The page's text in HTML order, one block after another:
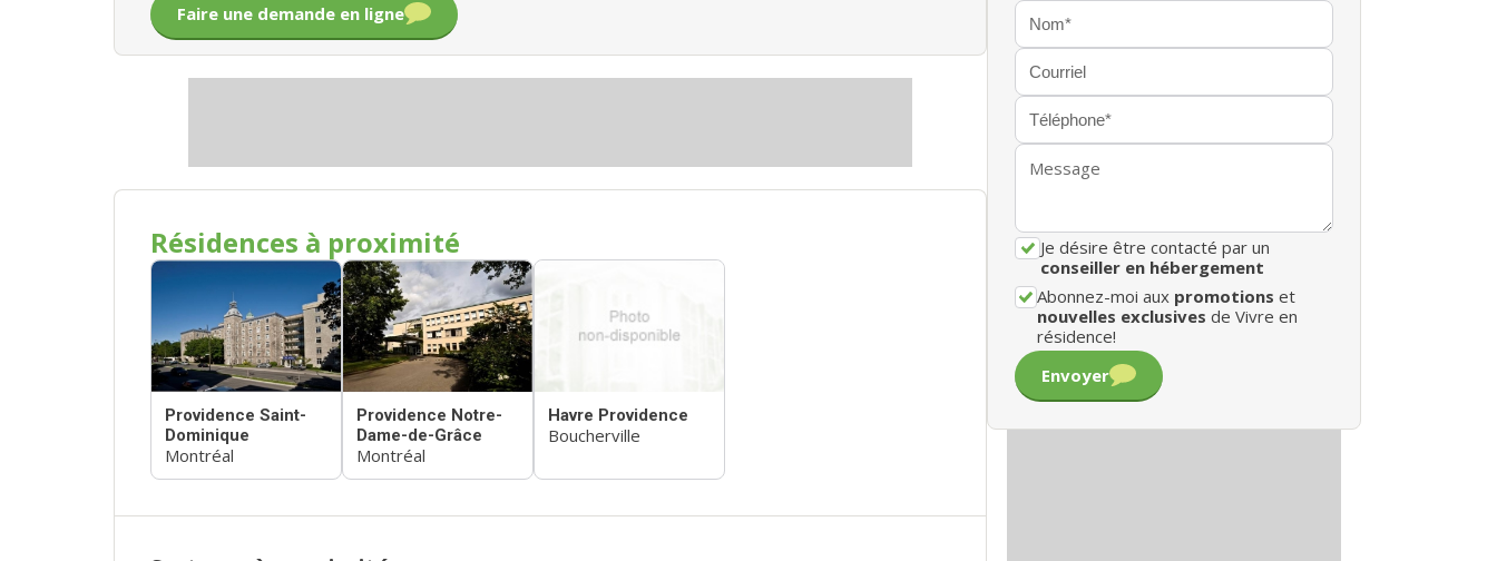
Faire une demande en ligne
Résidences à proximité
Providence Saint-
Dominique
Montréal
Providence Notre-
Dame-de-Grâce
Montréal
Havre Providence
Boucherville
Je désire être contacté par un
conseiller en hébergement
Abonnez-moi aux promotions et
nouvelles exclusives de Vivre en
résidence!
Envoyer